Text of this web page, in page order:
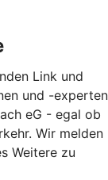
Link und
und -experten
eG - egal ob
Wir melden
Weitere zu